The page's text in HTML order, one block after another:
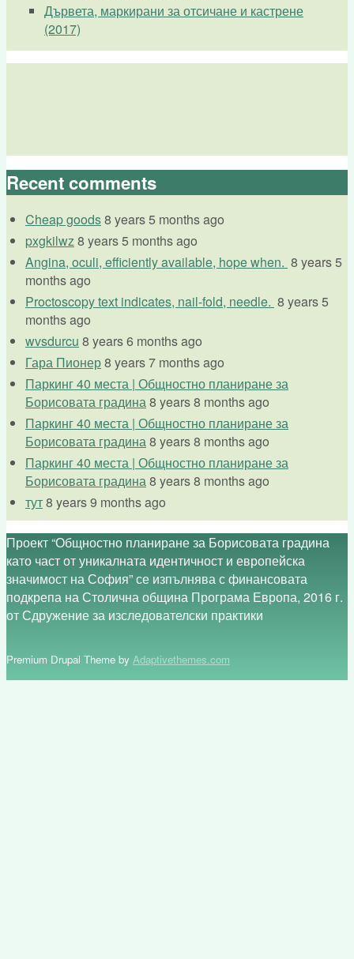
Дървета, маркирани за отсичане и кастрене
(2017)
Recent comments
Cheap goods8 years 5 months ago
pxgkilwz8 years 5 months ago
Angina, oculi, efficiently available, hope when. 8 years 5
months ago
Proctoscopy text indicates, nail-fold, needle. 8 years 5
months ago
wvsdurcu 8 years 6 months ago
Гара Пионер8 years 7 months ago
Паркинг 40 места | Общностно планиране за
Борисовата градина8 years 8 months ago
Паркинг 40 места | Общностно планиране за
Борисовата градина8 years 8 months ago
Паркинг 40 места | Общностно планиране за
Борисовата градина8 years 8 months ago
тут8 years 9 months ago
Проект “Общностно планиране за Борисовата градина
като част от уникалната идентичност и европейска
значимост на София” се изпълнява с финансовата
подкрепа на Столична община Програма Европа, 2016 г.
от Сдружение за изследователски практики
Premium Drupal Theme by Adaptivethemes.com